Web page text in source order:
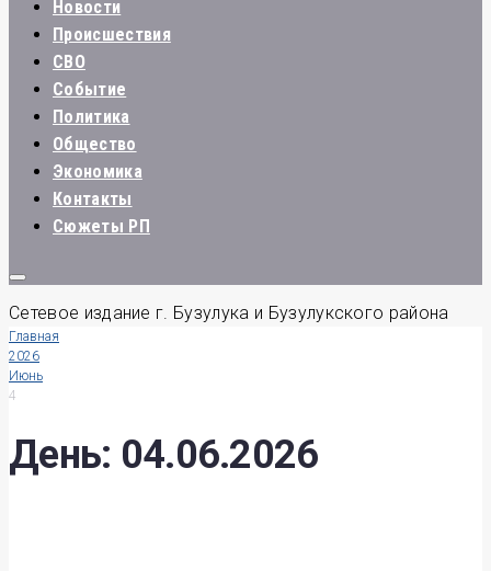
Новости
Происшествия
СВО
Событие
Политика
Общество
Экономика
Контакты
Сюжеты РП
Сетевое издание г. Бузулука и Бузулукского района
Главная
2026
Июнь
4
День: 04.06.2026